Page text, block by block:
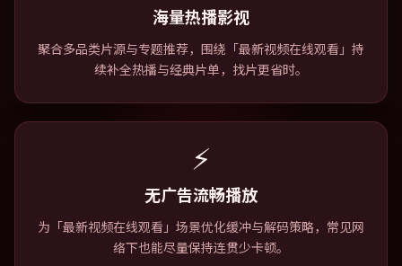
海量热播影视
聚合多品类片源与专题推荐，围绕「最新视频在线观看」持
续补全热播与经典片单，找片更省时。
⚡
无广告流畅播放
为「最新视频在线观看」场景优化缓冲与解码策略，常见网
络下也能尽量保持连贯少卡顿。